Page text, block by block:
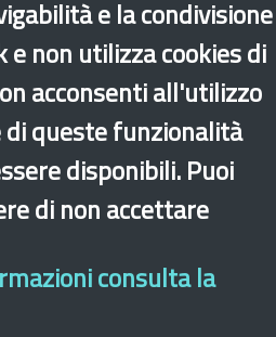
e la condivisione
non utilizza cookies di
acconsenti all'utilizzo
di queste funzionalità
disponibili. Puoi
di non accettare
consulta la
map Legal & Privacy Contacts
Old
website